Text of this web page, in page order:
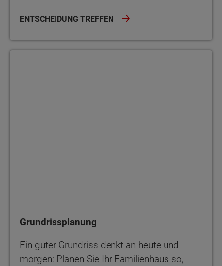
ENTSCHEIDUNG TREFFEN
Grundrissplanung
Ein guter Grundriss denkt an heute und
morgen: Planen Sie Ihr Familienhaus so,